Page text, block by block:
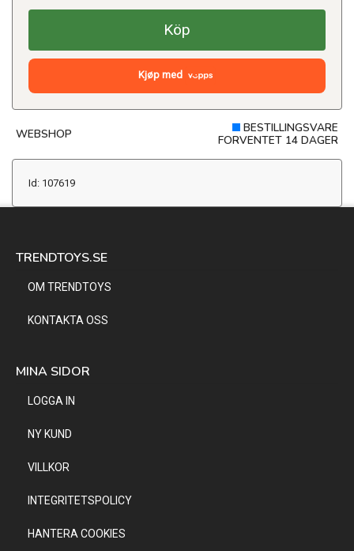
Köp
Kjøp med
WEBSHOP
BESTILLINGSVARE
FORVENTET 14 DAGER
Id: 107619
TRENDTOYS.SE
OM TRENDTOYS
KONTAKTA OSS
MINA SIDOR
LOGGA IN
NY KUND
VILLKOR
INTEGRITETSPOLICY
HANTERA COOKIES